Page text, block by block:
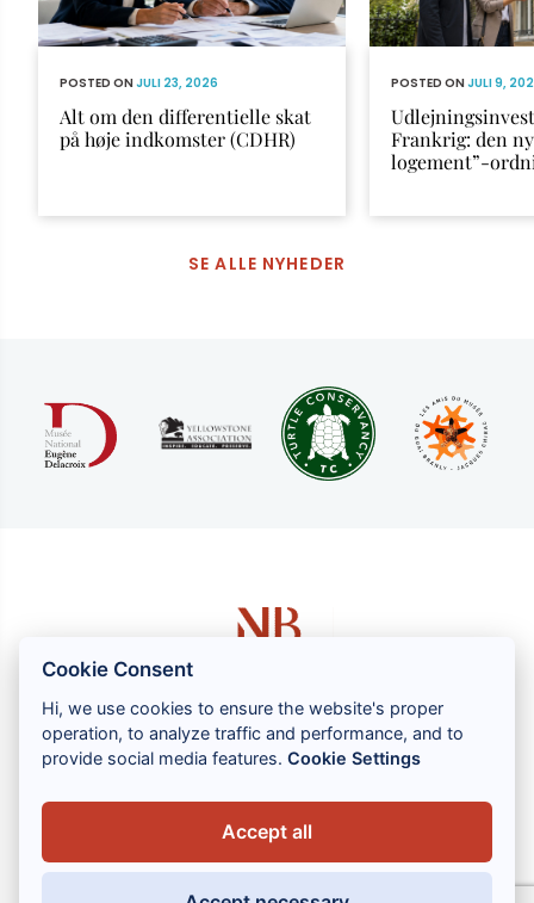
POSTED ONJULI 23, 2026
Alt om den differentielle skat
på høje indkomster (CDHR)
POSTED ONJULI 9,
Frankrig: den
logement”-
SE ALLE NYHEDER
1 rue Louis GASSIN - 06300 NICE
Vores tjenester
Cookie Consent
Hi, we use cookies to ensure the website's proper
operation, to analyze traffic and performance, and to
provide social media features.Cookie Settings
Accept all